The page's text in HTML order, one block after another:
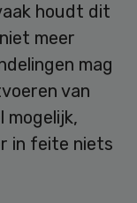
houdt dit
meer
mag
van
mogelijk,
in feite niets